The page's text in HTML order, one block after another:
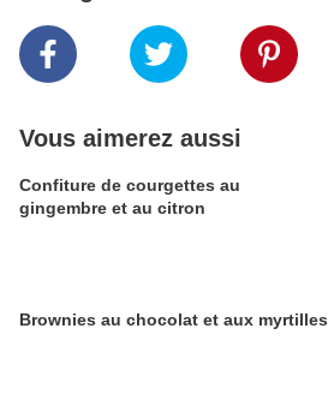
Vous aimerez aussi
Confiture de courgettes au
gingembre et au citron
Brownies au chocolat et aux myrtilles